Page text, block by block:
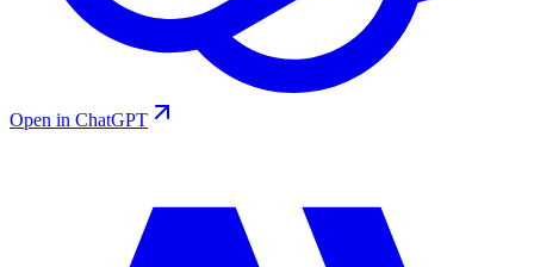
Open in ChatGPT